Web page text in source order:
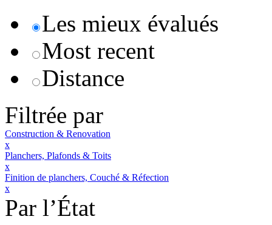
Les mieux évalués
Most recent
Distance
Filtrée par
Construction & Renovation
x
Planchers, Plafonds & Toits
x
Finition de planchers, Couché & Réfection
x
Par l’État